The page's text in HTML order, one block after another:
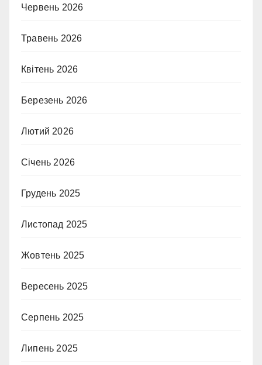
Червень 2026
Травень 2026
Квітень 2026
Березень 2026
Лютий 2026
Січень 2026
Грудень 2025
Листопад 2025
Жовтень 2025
Вересень 2025
Серпень 2025
Липень 2025